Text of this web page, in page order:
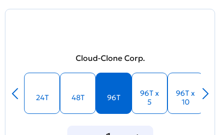
Cloud-Clone Corp.
24T 48T 96T
96T x
5
96T x
10